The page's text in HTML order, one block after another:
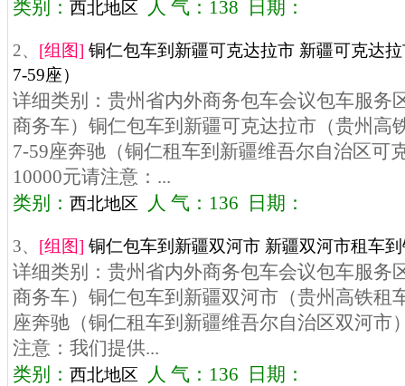
类别： 西北地区 人 气：138 日期：
2、 [组图] 铜仁包车到新疆可克达拉市 新疆可克达
7-59座）
详细类别：贵州省内外商务包车会议包车服务
商务车）铜仁包车到新疆可克达拉市（贵州高
7-59座奔驰（铜仁租车到新疆维吾尔自治区可
10000元请注意：...
类别： 西北地区 人 气：136 日期：
3、 [组图] 铜仁包车到新疆双河市 新疆双河市租车
详细类别：贵州省内外商务包车会议包车服务
商务车）铜仁包车到新疆双河市（贵州高铁租
座奔驰（铜仁租车到新疆维吾尔自治区双河市
注意：我们提供...
类别： 西北地区 人 气：136 日期：